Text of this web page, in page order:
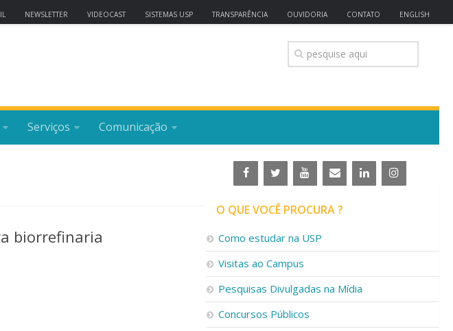
NEWSLETTER VIDEOCAST SISTEMAS USP TRANSPARÊNCIA OUVIDORIA CONTATO ENGLISH
Serviços Comunicação
biorrefinaria
O QUE VOCÊ PROCURA ?
Como estudar na USP
Visitas ao Campus
Pesquisas Divulgadas na Mídia
Concursos Públicos